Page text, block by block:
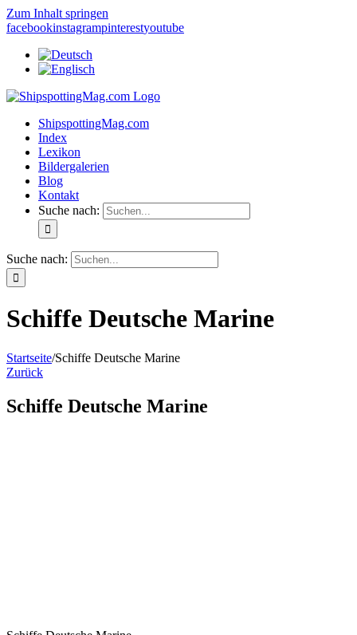
Zum Inhalt springen
facebookinstagrampinterestyoutube
ShipspottingMag.com
Index
Lexikon
Bildergalerien
Blog
Kontakt
Suche nach:
Suche nach:
Schiffe Deutsche Marine
Startseite/Schiffe Deutsche Marine
Zurück
Schiffe Deutsche Marine